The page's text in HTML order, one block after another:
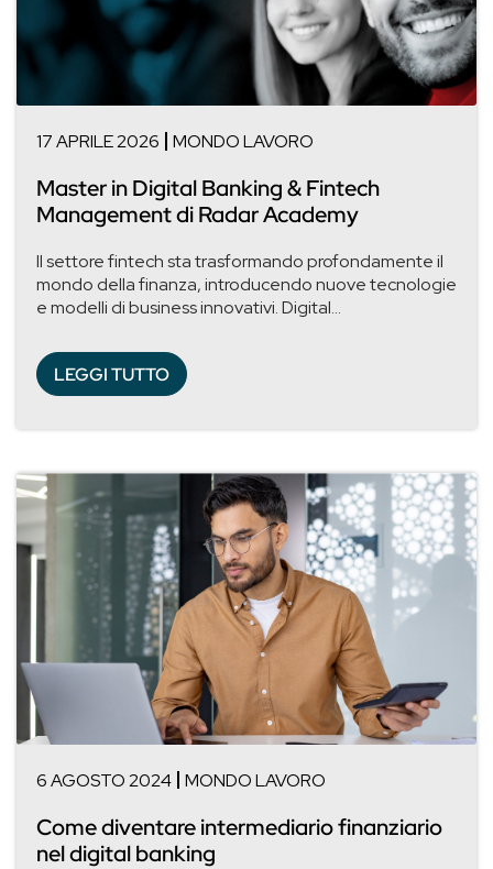
17 APRILE 2026 MONDO LAVORO
Master in Digital Banking & Fintech
Management di Radar Academy
Il settore fintech sta trasformando profondamente il
mondo della finanza, introducendo nuove tecnologie
e modelli di business innovativi. Digital...
LEGGI TUTTO
6 AGOSTO 2024 MONDO LAVORO
Come diventare intermediario finanziario
nel digital banking